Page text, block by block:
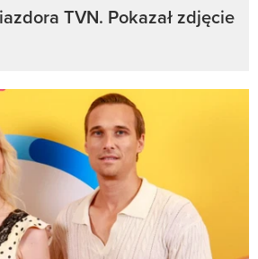
TVN. Pokazał zdjęcie